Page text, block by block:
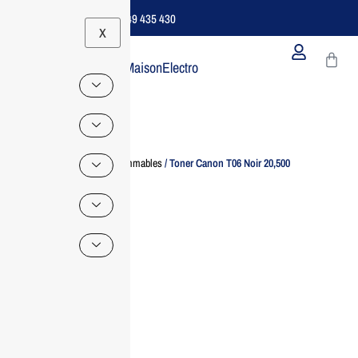
Support B2B Dédié | 06 49 435 430
X
MaisonElectro
Home /Consommables/ Toner Canon T06 Noir 20,500